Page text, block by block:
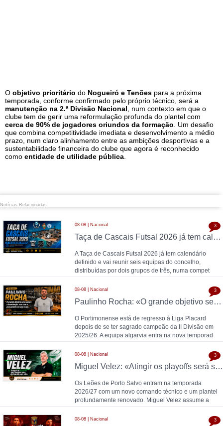
O objetivo prioritário do Nogueiró e Tenões para a próxima
temporada, conforme confirmado pelo próprio técnico, será a
manutenção na 2.ª Divisão Nacional , num contexto em que o
clube tem de gerir uma reformulação profunda do plantel com
cerca de 90% de jogadores oriundos da formação . Um desafio
que combina competitividade imediata e desenvolvimento a médio
prazo, num claro alinhamento entre as ambições desportivas e a
sustentabilidade financeira do clube que agora é reconhecido
como entidade de utilidade pública
Notícias Relacionadas
08-08 | Nacional
Taça de Cascais Futsal 2026 já tem calendário definido
A Taça de Cascais Futsal 2026 já tem calendário
definido e vai reunir seis equipas do concelho,
distribuídas por dois grupos de três, numa compet
3
08-08 | Nacional
Paulinho Rocha: «O grande objetivo será sempre a manutenção, mas com o pensamento em algo mais»
O Portimonense está de regresso à Liga Placard
depois de se ter sagrado campeão da II Divisão em
2025/26. A equipa algarvia entra na nova temporad
3
08-08 | Nacional
Miguel Velez: «Atingir os playoffs será sempre uma obrigação para nós»
Os Leões de Porto Salvo entram na temporada
2026/27 com um novo comando técnico e um plantel
profundamente renovado. Miguel Velez assume a
equipa pr
3
08-08 | Nacional 3